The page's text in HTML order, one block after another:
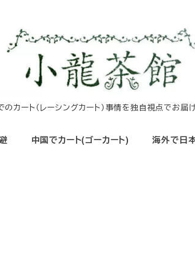
カート（レーシングカート）事情を独自視点でお届
中国でカート(ゴーカート) 海外で日